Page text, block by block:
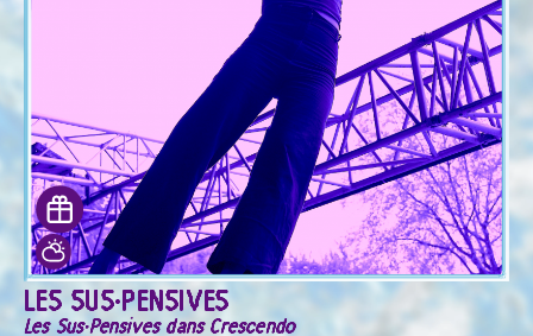
LES SUS·PENSIVES
Les Sus·Pensives dans Crescendo